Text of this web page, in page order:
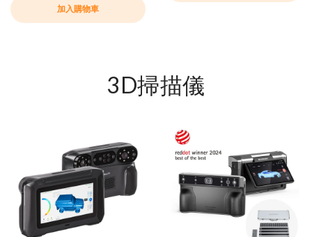
加入購物車
3D掃描儀